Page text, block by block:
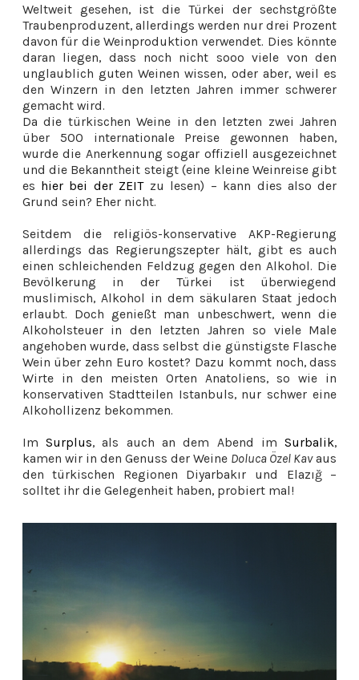
Weltweit gesehen, ist die Türkei der sechstgrößte
Traubenproduzent, allerdings werden nur drei Prozent
davon für die Weinproduktion verwendet. Dies könnte
daran liegen, dass noch nicht sooo viele von den
unglaublich guten Weinen wissen, oder aber, weil es
den Winzern in den letzten Jahren immer schwerer
gemacht wird.
Da die türkischen Weine in den letzten zwei Jahren
über 500 internationale Preise gewonnen haben,
wurde die Anerkennung sogar offiziell ausgezeichnet
und die Bekanntheit steigt (eine kleine Weinreise gibt
es hier bei der ZEITzu lesen) – kann dies also der
Grund sein? Eher nicht.
Seitdem die religiös-konservative AKP-Regierung
allerdings das Regierungszepter hält, gibt es auch
einen schleichenden Feldzug gegen den Alkohol. Die
Bevölkerung in der Türkei ist überwiegend
muslimisch, Alkohol in dem säkularen Staat jedoch
erlaubt. Doch genießt man unbeschwert, wenn die
Alkoholsteuer in den letzten Jahren so viele Male
angehoben wurde, dass selbst die günstigste Flasche
Wein über zehn Euro kostet? Dazu kommt noch, dass
Wirte in den meisten Orten Anatoliens, so wie in
konservativen Stadtteilen Istanbuls, nur schwer eine
Alkohollizenz bekommen.
Im Surplus, als auch an dem Abend imSurbalik,
kamen wir in den Genuss der Weine Doluca Özel Kavaus
den türkischen Regionen Diyarbakır und Elazığ –
solltet ihr die Gelegenheit haben, probiert mal!